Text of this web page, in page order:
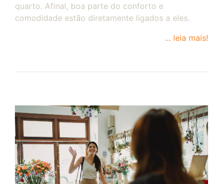
quarto. Afinal, boa parte do conforto e
comodidade estão diretamente ligados a eles.
... leia mais!